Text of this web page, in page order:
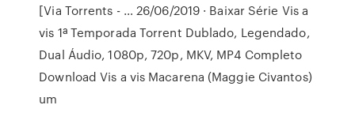
[Via Torrents - … 26/06/2019 · Baixar Série Vis a
vis 1ª Temporada Torrent Dublado, Legendado,
Dual Áudio, 1080p, 720p, MKV, MP4 Completo
Download Vis a vis Macarena (Maggie Civantos)
um